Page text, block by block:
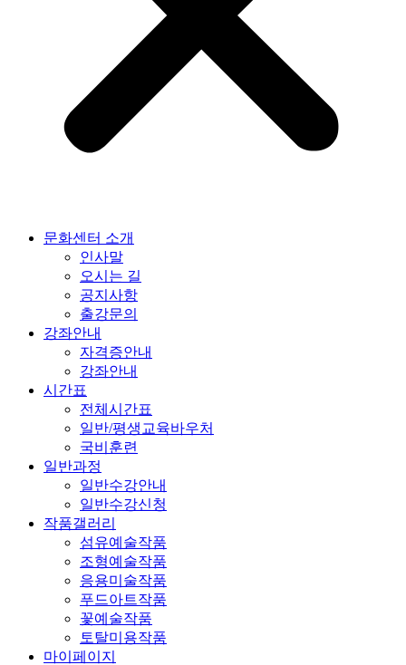
문화센터 소개
인사말
오시는 길
공지사항
출강문의
강좌안내
자격증안내
강좌안내
시간표
전체시간표
일반/평생교육바우처
국비훈련
일반과정
일반수강안내
일반수강신청
작품갤러리
섬유예술작품
조형예술작품
응용미술작품
푸드아트작품
꽃예술작품
토탈미용작품
마이페이지